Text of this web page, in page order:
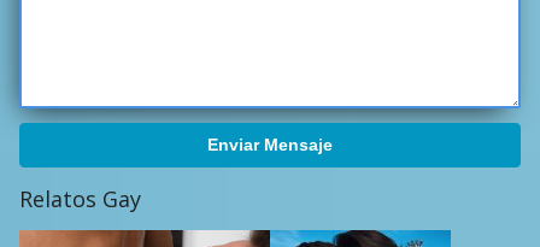
Enviar Mensaje
Relatos Gay